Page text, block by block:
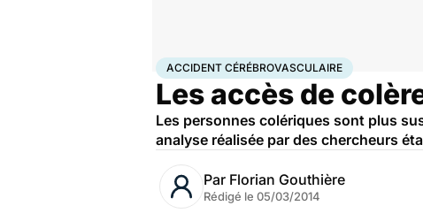
AccueilSantéAccident cérébrovasculaire
ACCIDENT CÉRÉBROVASCULAIRE
Les accès de
Les personnes colériques sont plus
analyse réalisée par des chercheurs
Par Florian Gouthière
Rédigé le 05/03/2014